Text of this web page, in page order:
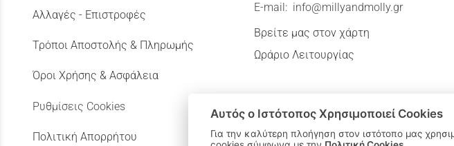
Αλλαγές - Επιστροφές
Τρόποι Αποστολής & Πληρωμής
Όροι Χρήσης & Ασφάλεια
Ρυθμίσεις Cookies
Πολιτική Απορρήτου
E-mail: info@millyandmolly.gr
Βρείτε μας στον χάρτη
Ωράριο Λειτουργίας
Αυτός ο Ιστότοπος Χρησιμοποιεί Cookies
Για την καλύτερη πλοήγηση στον ιστότοπο μας